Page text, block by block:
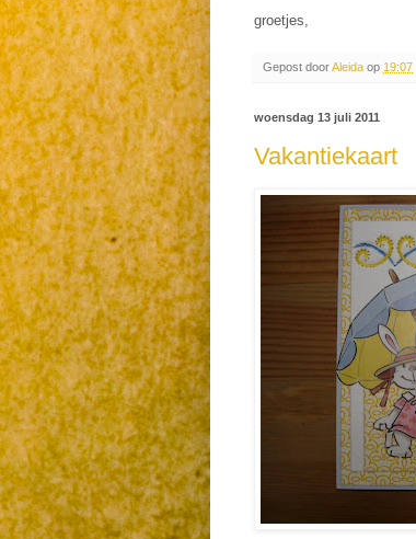
groetjes,
Gepost doorAleida op 19:07
woensdag 13 juli 2011
Vakantiekaart